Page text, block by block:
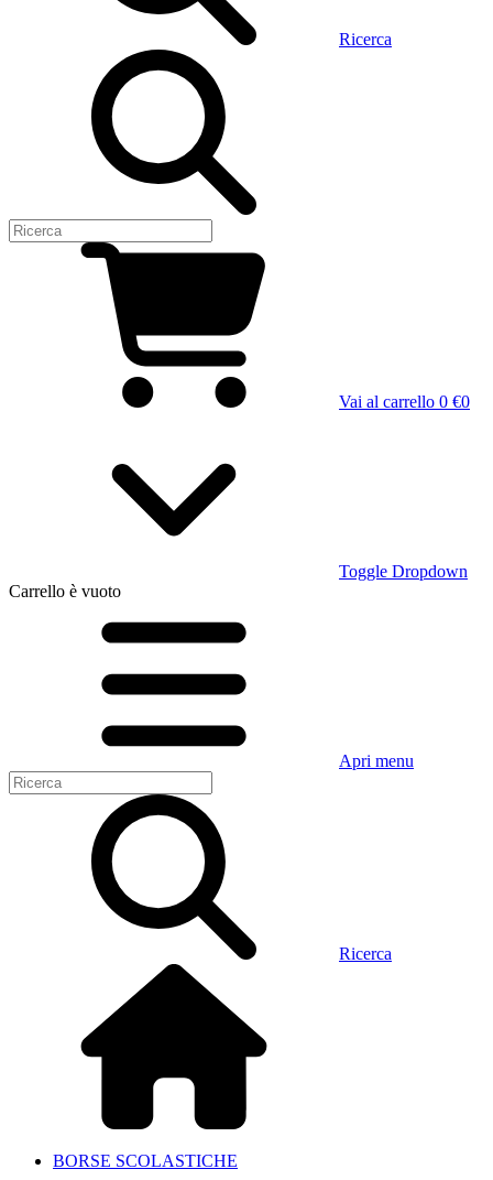
Ricerca
Vai al carrello 0 €0
Toggle Dropdown
Carrello è vuoto
Apri menu
Ricerca
BORSE SCOLASTICHE